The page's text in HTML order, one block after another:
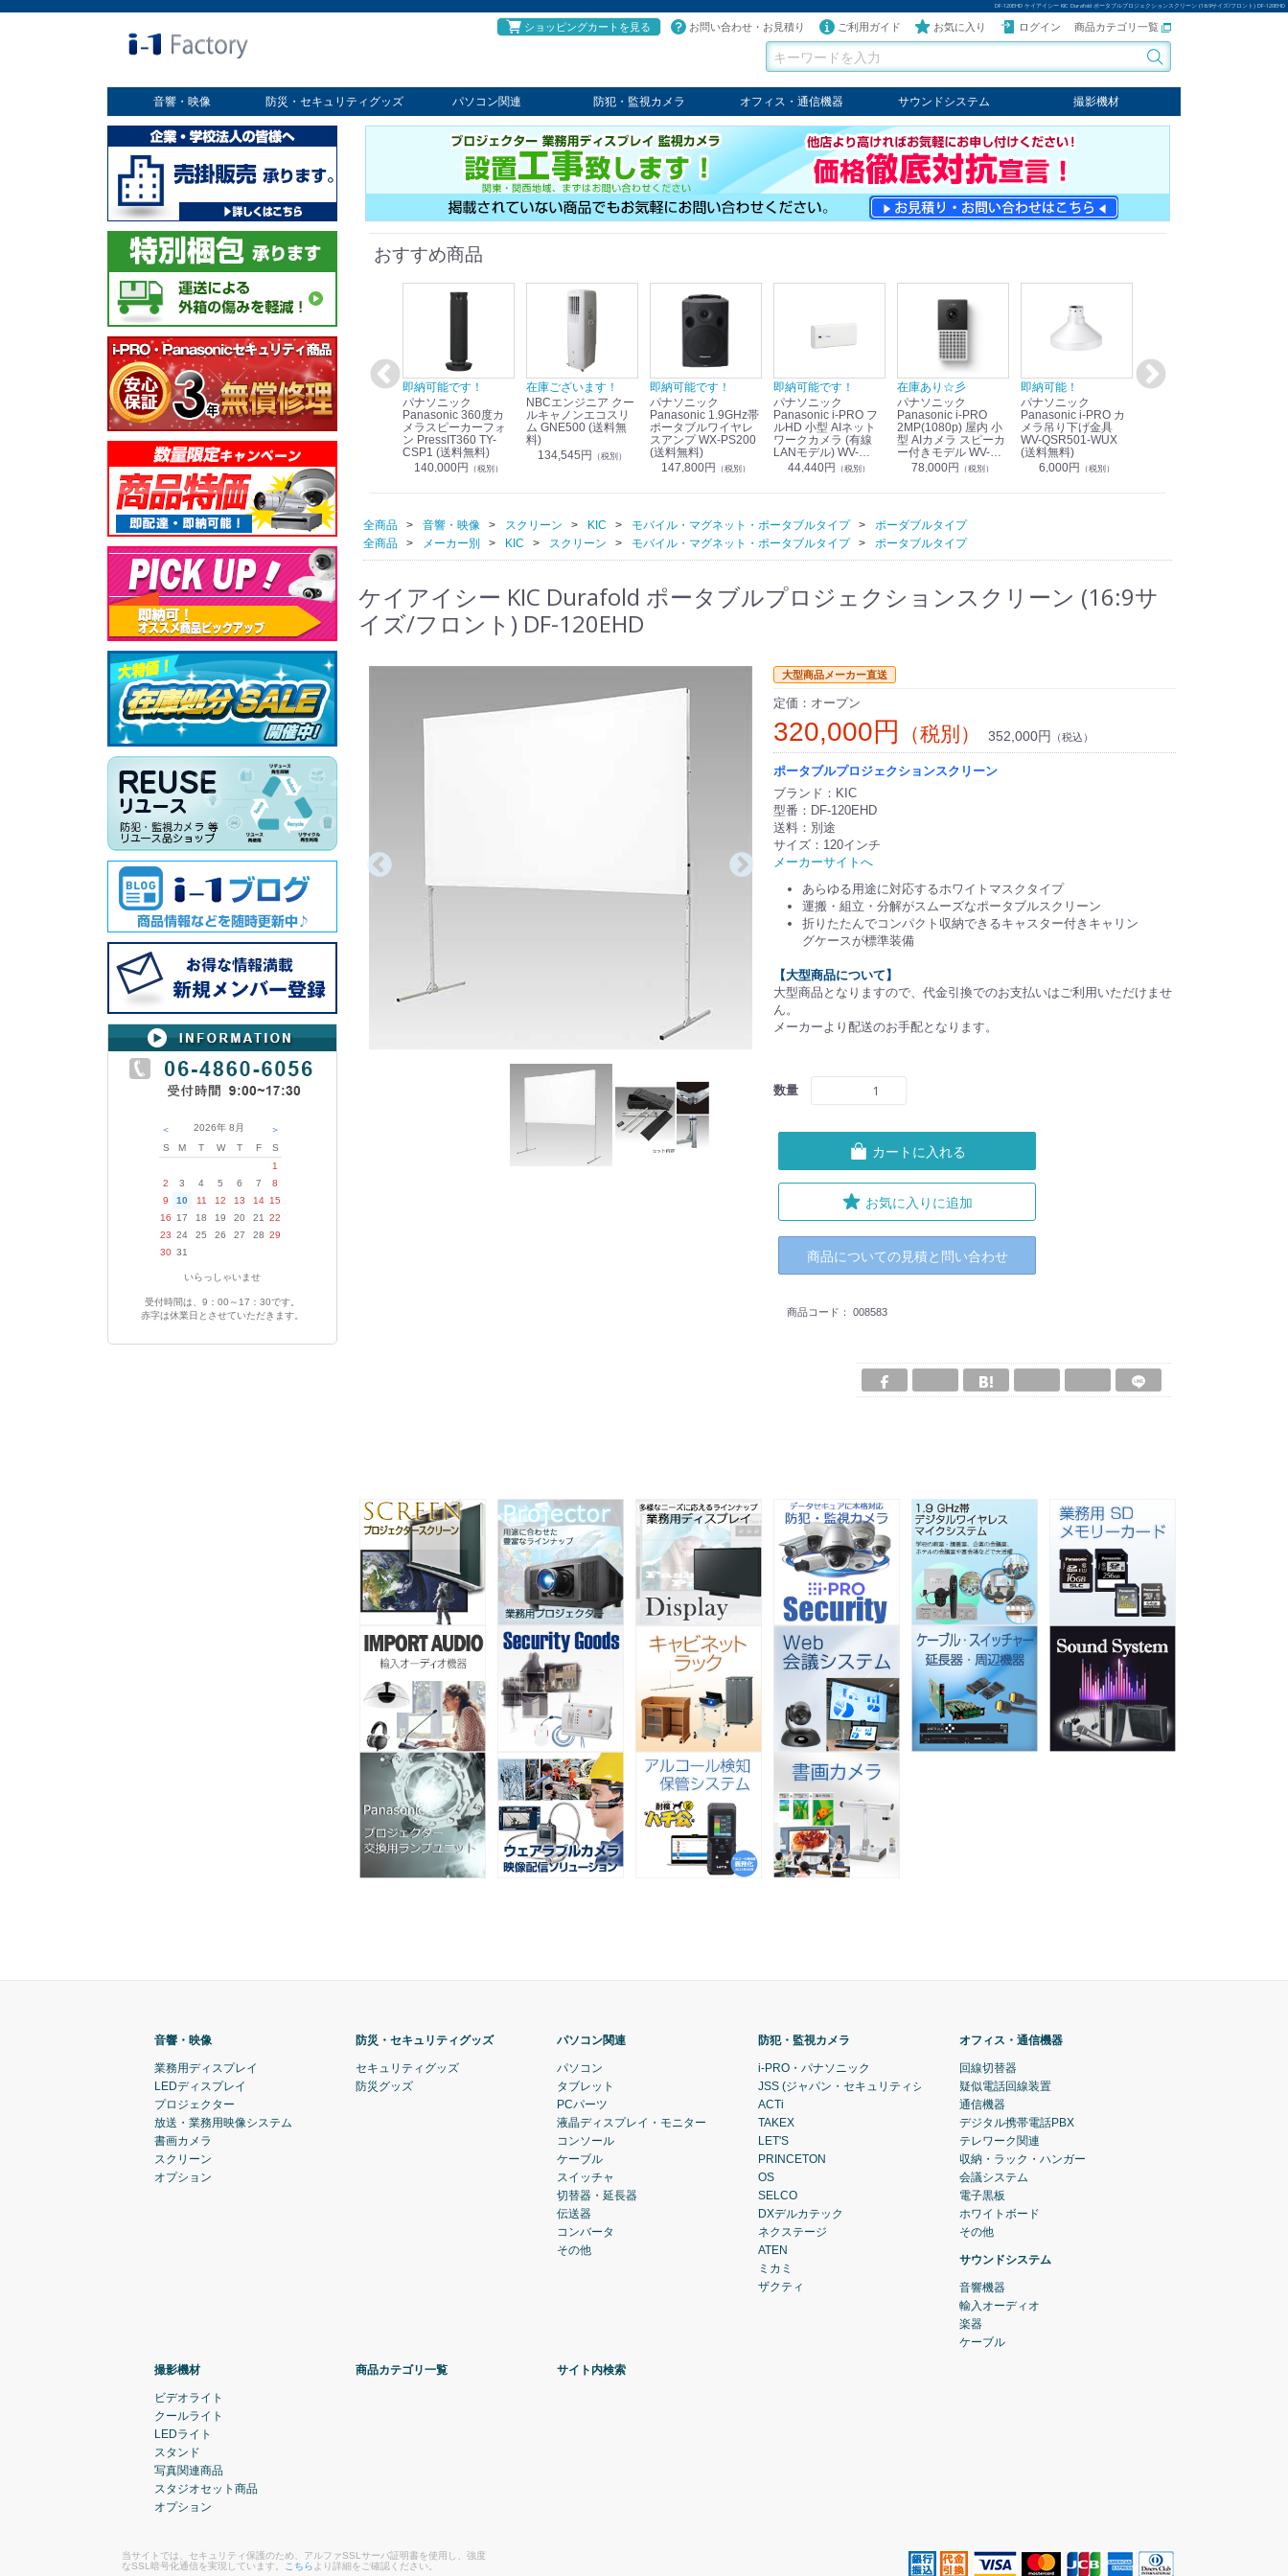
DF-120EHD ケイアイシー KIC Durafold ポータブルプロジェクションスクリーン (16:9サイズ/フロント) DF-120EHD
ショッピングカートを見る お問い合わせ・お見積り ご利用ガイド お気に入り ログイン 商品カテゴリ一覧
音響・映像
業務用ディスプレイ
プロジェクター
放送・業務用映像システム
書画カメラ
スクリーン
オプション
防災・セキュリティグッズ
セキュリティグッズ
防災グッズ
パソコン関連
パソコン
タブレット
PCパーツ
コンソール
ケーブル
切替器・延長器
伝送器
コンバータ
その他
防犯・監視カメラ
パナソニック
TAKEX
LET'S
JSS
SELCO
PRINCETON
OS
ネクステージ
ATEN
オフィス・通信機器
回線切替器
疑似電話回線装置
通信機器
デジタル携帯電話PBX
収納・ラック・ハンガー
会議システム
電子黒板
ホワイトボード
その他
サウンドシステム
音響機器
輸入オーディオ
楽器
ケーブル
撮影機材
ビデオライト
クールライト
LEDライト
スタンド
写真関連商品
スタジオセット商品
オプション
＜ 2026年 8月
＞
S
M T W T F
S
1
2
3 4 5 6 7
8
9
10 11 12 13 14 15
16
17 18 19 20 21
22
23 24 25 26 27 28 29
30 31
いらっしゃいませ
受付時間は、9：00～17：30です。
赤字は休業日とさせていただきます。
おすすめ商品
Panasonic i-PRO
2MP(1080p) 屋内 小
型 AIカメラ スピーカ
S71301-F2L (送料無
（税別）
即納可能！
パナソニック
Panasonic i-PRO カ
メラ吊り下げ金具
WV-QSR501-WUX
(送料無料)
6,000円（税別）
在庫あり！送料無料！
パナソニック
Panasonic リモコン
マイク (10局用) WR-
210A (送料無料)
39,000円
即納可能です！
パナソニック
Panasonic 360度カ
メラスピーカーフォ
ン PressIT360 TY-
CSP1 (送料無料)
140,000円 （税別）
在庫ございます！
NBCエンジニア クー
ルキャノンエコスリ
ム GNE500 (送料無
料)
134,545円
（税別）
即納可能です！
パナソニック
Panasonic 1.9GHz帯
ポータブルワイヤレ
スアンプ WX-PS200
(送料無料)
147,800円 （税別）
即納可能です！
パナソニック
Panasonic i-PRO フ
ルHD 小型 AIネット
ワークカメラ (有線
LANモデル) WV-
S7130UX (送料無料)
44,440円 （税別）
在庫あり☆彡
パナソニック
Panasonic i-PRO
2MP(1080p) 屋内 小
型 AIカメラ スピーカ
ー付きモデル WV-
S71301-F2L (送料無
78,000円 （税別）
即納可能！
パナソニック
Panasonic i-PRO カ
メラ吊り下げ金具
WV-QSR501-WUX
(送料無料)
6,000円 （税別）
全商品 音響・映像 スクリーン KIC モバイル・マグネット・ポータブルタイプ
ポーダブルタイプ
全商品
メーカー別 KIC スクリーン モバイル・マグネット・ポータブルタイプ ポータブルタイプ
ケイアイシー KIC Durafold ポータブルプロジェクションスクリーン (16:9サ
イズ/フロント) DF-120EHD
大型商品メーカー直送
定価：オープン
320,000円 （税別） 352,000円 （税込）
ポータブルプロジェクションスクリーン
ブランド：KIC
型番：DF-120EHD
送料：別途
サイズ：120インチ
メーカーサイトへ
あらゆる用途に対応するホワイトマスクタイプ
運搬・組立・分解がスムーズなポータブルスクリーン
折りたたんでコンパクト収納できるキャスター付きキャリン
グケースが標準装備
【大型商品について】
大型商品となりますので、代金引換でのお支払いはご利用いただけませ
ん。
メーカーより配送のお手配となります。
数量
カートに入れる
お気に入りに追加
商品についての見積と問い合わせ
商品コード： 008583
音響・映像
業務用ディスプレイ
LEDディスプレイ
プロジェクター
放送・業務用映像システム
書画カメラ
スクリーン
オプション
防災・セキュリティグッズ
セキュリティグッズ
防災グッズ
パソコン関連
パソコン
タブレット
PCパーツ
液晶ディスプレイ・モニター
コンソール
ケーブル
スイッチャ
切替器・延長器
伝送器
コンバータ
その他
防犯・監視カメラ
i-PRO・パナソニック
JSS (ジャパン・セキュリティシステム)
ACTi
TAKEX
LET'S
PRINCETON
OS
SELCO
DXデルカテック
ネクステージ
ATEN
ミカミ
ザクティ
オフィス・通信機器
回線切替器
疑似電話回線装置
通信機器
デジタル携帯電話PBX
テレワーク関連
収納・ラック・ハンガー
会議システム
電子黒板
ホワイトボード
その他
サウンドシステム
音響機器
輸入オーディオ
楽器
ケーブル
撮影機材
ビデオライト
クールライト
LEDライト
スタンド
写真関連商品
スタジオセット商品
オプション
商品カテゴリ一覧 サイト内検索
当サイトでは、セキュリティ保護のため、アルファSSLサーバ証明書を使用し、強度
なSSL暗号化通信を実現しています。 こちらより詳細をご確認ください。